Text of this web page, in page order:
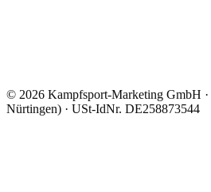
© 2026 Kampfsport-Marketing GmbH ·
Nürtingen) · USt-IdNr. DE258873544